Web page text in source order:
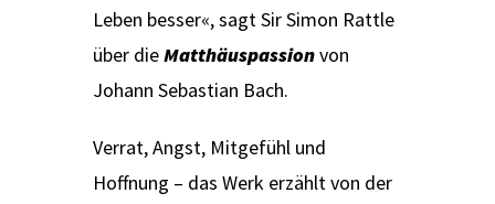
Leben besser«, sagt Sir Simon Rattle
über dieMatthäuspassionvon
Johann Sebastian Bach.
Verrat, Angst, Mitgefühl und
Hoffnung – das Werk erzählt von der